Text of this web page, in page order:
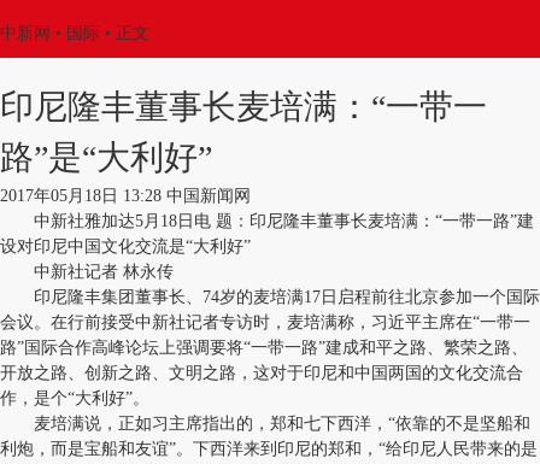
中新网 • 国际 • 正文
印尼隆丰董事长麦培满：“一带一
路”是“大利好”
2017年05月18日 13:28 中国新闻网
中新社雅加达5月18日电 题：印尼隆丰董事长麦培满：“一带一路”建
设对印尼中国文化交流是“大利好”
中新社记者 林永传
印尼隆丰集团董事长、74岁的麦培满17日启程前往北京参加一个国际
会议。在行前接受中新社记者专访时，麦培满称，习近平主席在“一带一
路”国际合作高峰论坛上强调要将“一带一路”建成和平之路、繁荣之路、
开放之路、创新之路、文明之路，这对于印尼和中国两国的文化交流合
作，是个“大利好”。
麦培满说，正如习主席指出的，郑和七下西洋，“依靠的不是坚船和
利炮，而是宝船和友谊”。下西洋来到印尼的郑和，“给印尼人民带来的是